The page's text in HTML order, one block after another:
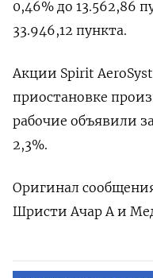
0,46% до 13.562,86
33.946,12 пункта.
Акции Spirit
приостановке
рабочие объявили
2,3%.
Оригинал
Шристи Ачар А и